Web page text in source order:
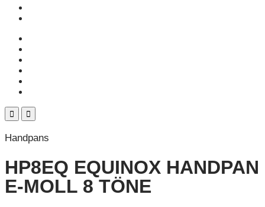
Handpans
HP8EQ EQUINOX HANDPAN
E-MOLL 8 TÖNE